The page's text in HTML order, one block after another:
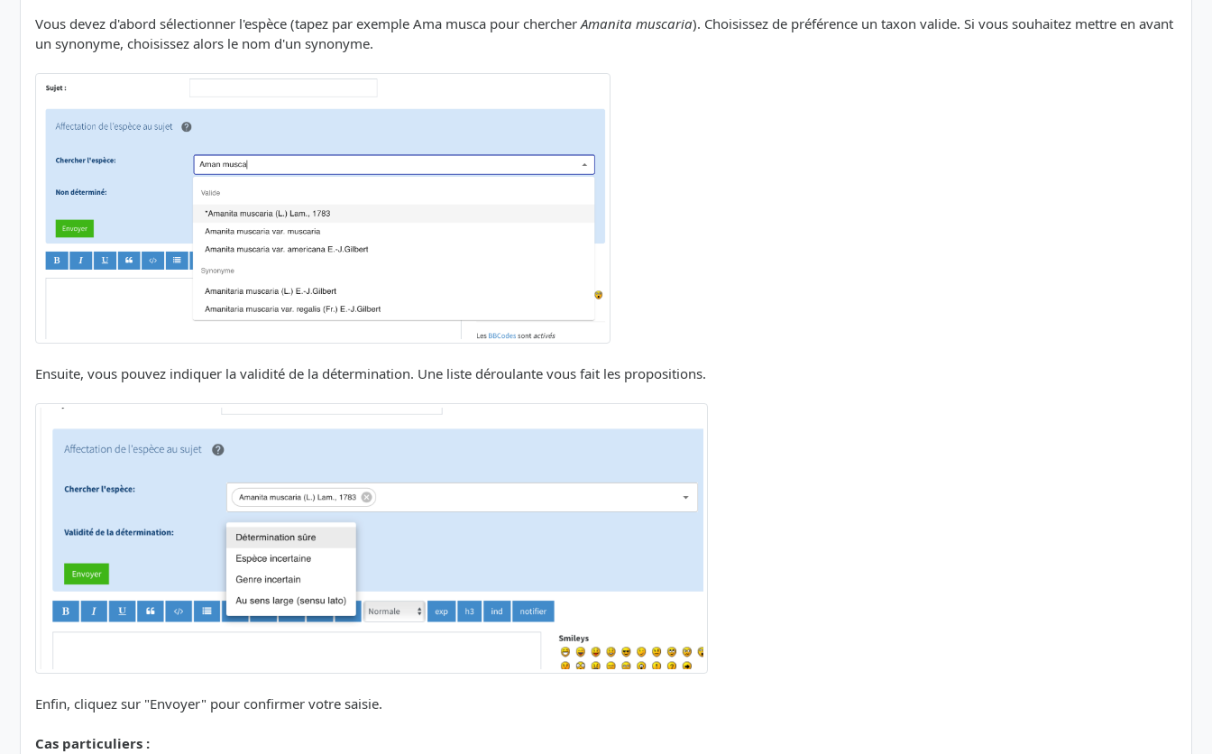
Vous devez d'abord sélectionner l'espèce (tapez par exemple Ama musca pour chercherAmanita muscaria). Choisissez de préférence un taxon valide. Si vous souhaitez mettre en avant
un synonyme, choisissez alors le nom d'un synonyme.
Ensuite, vous pouvez indiquer la validité de la détermination. Une liste déroulante vous fait les propositions.
Enfin, cliquez sur "Envoyer" pour confirmer votre saisie.
Cas particuliers :